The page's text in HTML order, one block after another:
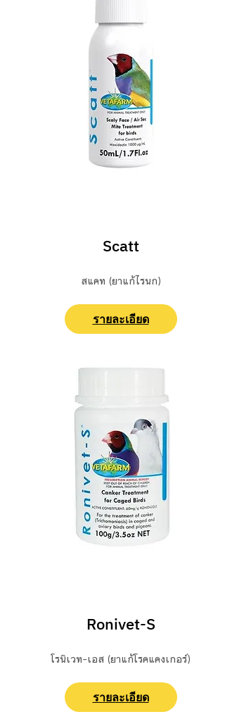
Scatt
สแคท (ยาแก้ไรนก)
รายละเอียด
Ronivet-S
โรนิเวท-เอส (ยาแก้โรคแคงเกอร์)
รายละเอียด